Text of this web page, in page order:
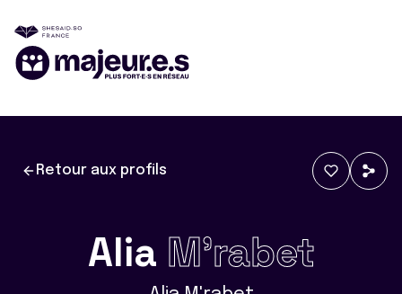
Retour aux profils
Alia M'rabet